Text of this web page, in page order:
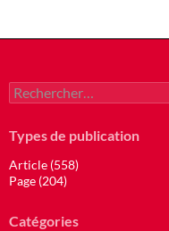
Rechercher :
Types de publication
Article (558)
Page (204)
Catégories